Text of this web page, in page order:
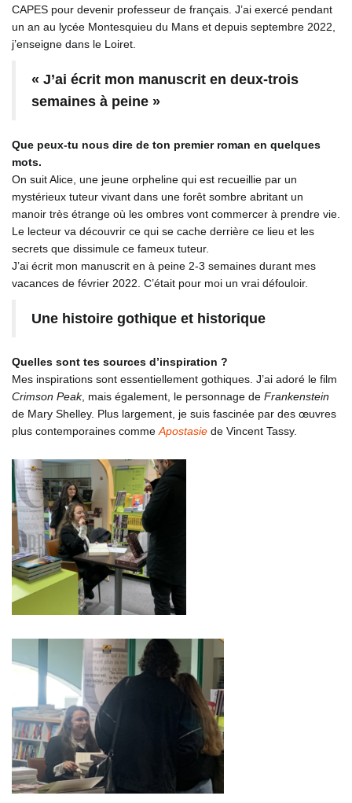
CAPES pour devenir professeur de français. J’ai exercé pendant
un an au lycée Montesquieu du Mans et depuis septembre 2022,
j’enseigne dans le Loiret.
« J’ai écrit mon manuscrit en deux-trois
semaines à peine »
Que peux-tu nous dire de ton premier roman en quelques
mots.
On suit Alice, une jeune orpheline qui est recueillie par un
mystérieux tuteur vivant dans une forêt sombre abritant un
manoir très étrange où les ombres vont commercer à prendre vie.
Le lecteur va découvrir ce qui se cache derrière ce lieu et les
secrets que dissimule ce fameux tuteur.
J’ai écrit mon manuscrit en à peine 2-3 semaines durant mes
vacances de février 2022. C’était pour moi un vrai défouloir.
Une histoire gothique et historique
Quelles sont tes sources d’inspiration ?
Mes inspirations sont essentiellement gothiques. J’ai adoré le film
Crimson Peak, mais également, le personnage de Frankenstein
de Mary Shelley. Plus largement, je suis fascinée par des œuvres
plus contemporaines comme Apostasie de Vincent Tassy.